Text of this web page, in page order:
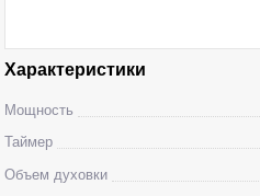
Характеристики
Мощность
Таймер
Объем духовки